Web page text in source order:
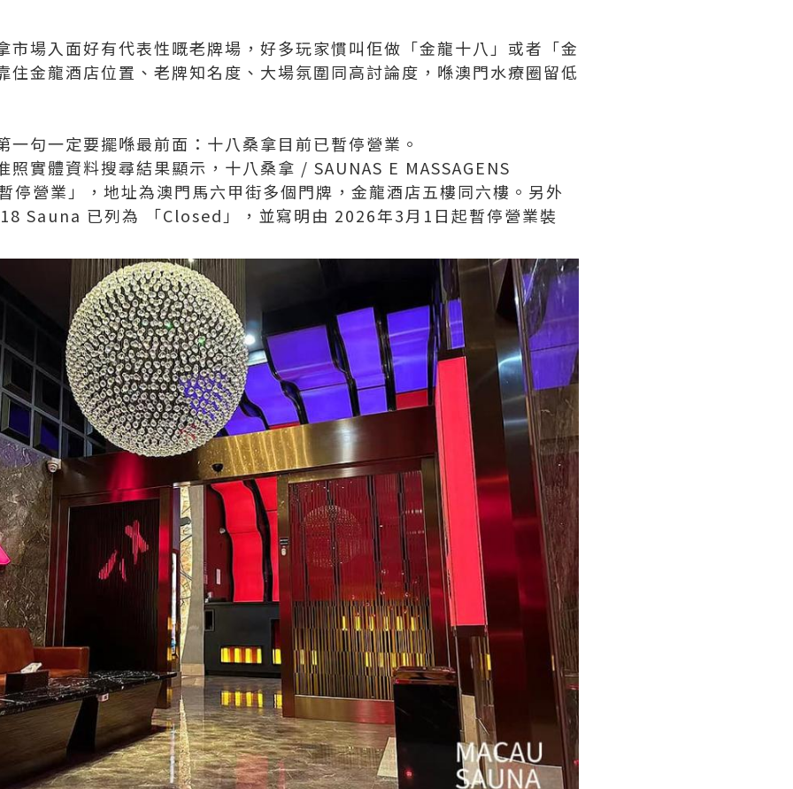
市場入面好有代表性嘅老牌場，好多玩家慣叫佢做「金龍十八」或者「金
住金龍酒店位置、老牌知名度、大場氛圍同高討論度，喺澳門水療圈留低
一句一定要擺喺最前面：十八桑拿目前已暫停營業。
照實體資料搜尋結果顯示，十八桑拿 / SAUNAS E MASSAGENS
停營業」，地址為澳門馬六甲街多個門牌，金龍酒店五樓同六樓。另外
Sauna 已列為 「Closed」，並寫明由 2026年3月1日起暫停營業裝